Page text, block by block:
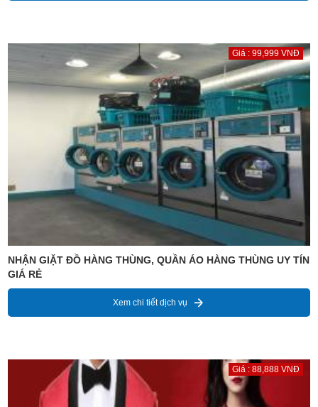
Giá : 99,999 VNĐ
NHẬN GIẶT ĐỒ HÀNG THÙNG, QUẦN ÁO HÀNG THÙNG UY TÍN
GIÁ RẺ
Xem chi tiết dịch vụ
Giá : 88,888 VNĐ